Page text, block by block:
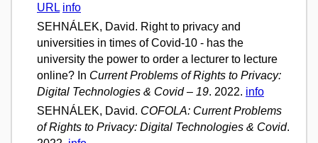
URL info
SEHNÁLEK, David. Right to privacy and
universities in times of Covid-10 - has the
university the power to order a lecturer to lecture
online? In Current Problems of Rights to Privacy:
Digital Technologies & Covid – 19. 2022. info
SEHNÁLEK, David. COFOLA: Current Problems
of Rights to Privacy: Digital Technologies & Covid.